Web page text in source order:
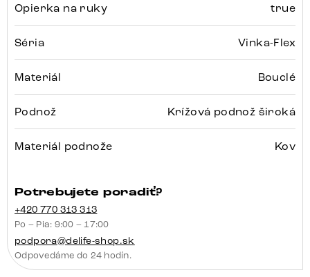
Opierka na ruky true
Séria Vinka-Flex
Materiál Bouclé
Podnož Krížová podnož široká
Materiál podnože Kov
Potrebujete poradiť?
+420 770 313 313
Po – Pia: 9:00 – 17:00
podpora@delife-shop.sk
Odpovedáme do 24 hodín.